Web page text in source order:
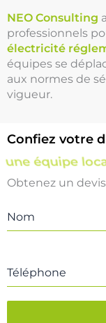
NEO Consulting
professionnels
électricité
équipes se
aux normes de
vigueur.
Confiez votre
une équipe
Obtenez un
Nom
Téléphone